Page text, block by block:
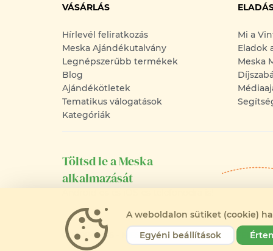
VÁSÁRLÁS
Hírlevél feliratkozás
Meska Ajándékutalvány
Legnépszerűbb termékek
Blog
Ajándékötletek
Tematikus válogatások
Kategóriák
Mi a
Eladok
Meska
Töltsd le a Meska
alkalmazását
©2008-2026 - MESKA.HU - MINDEN JOG
A weboldalon sütiket (cookie)
Egyéni beállítások